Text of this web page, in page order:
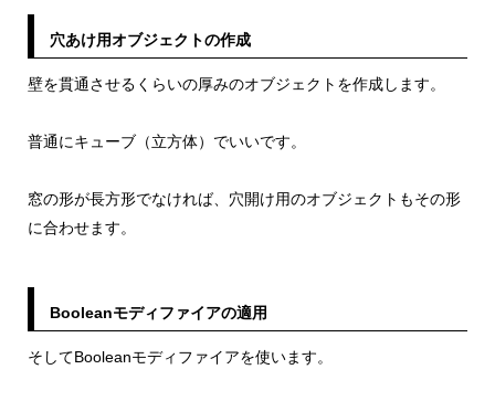
穴あけ用オブジェクトの作成
壁を貫通させるくらいの厚みのオブジェクトを作成します。
普通にキューブ（立方体）でいいです。
窓の形が長方形でなければ、穴開け用のオブジェクトもその形
に合わせます。
Booleanモディファイアの適用
そしてBooleanモディファイアを使います。